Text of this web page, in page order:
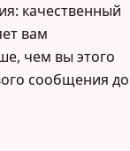
качественный
вам
чем вы этого
сообщения до